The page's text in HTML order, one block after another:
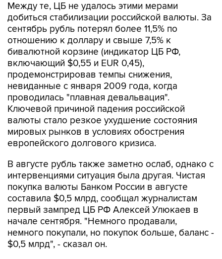
Между те, ЦБ не удалось этими мерами
добиться стабилизации российской валюты. За
сентябрь рубль потерял более 11,5% по
отношению к доллару и свыше 7,5% к
бивалютной корзине (индикатор ЦБ РФ,
включающий $0,55 и EUR 0,45),
продемонстрировав темпы снижения,
невиданные с января 2009 года, когда
проводилась "плавная девальвация".
Ключевой причиной падения российской
валюты стало резкое ухудшение состояния
мировых рынков в условиях обострения
европейского долгового кризиса.
В августе рубль также заметно ослаб, однако с
интервенциями ситуация была другая. Чистая
покупка валюты Банком России в августе
составила $0,5 млрд, сообщал журналистам
первый зампред ЦБ РФ Алексей Улюкаев в
начале сентября. "Немного продавали,
немного покупали, но покупок больше, баланс -
$0,5 млрд", - сказал он.